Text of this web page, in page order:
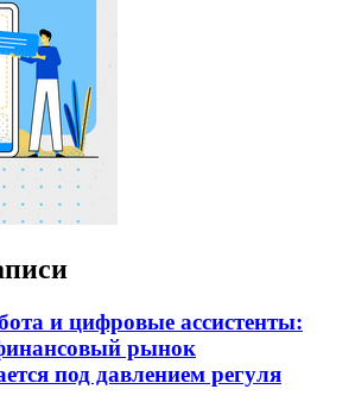
и цифровые ассистенты:
рынок
под давлением регуля